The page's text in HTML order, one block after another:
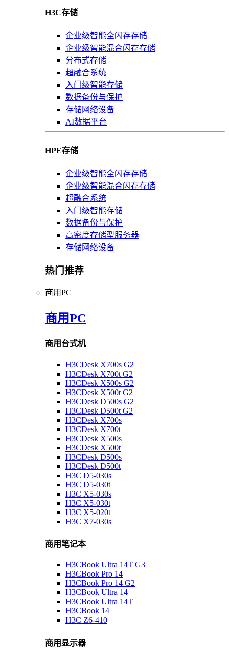
H3C存储
企业级智能全闪存存储
企业级智能混合闪存存储
分布式存储
超融合系统
入门级智能存储
数据备份与保护
存储网络设备
AI数据平台
HPE存储
企业级智能全闪存存储
企业级智能混合闪存存储
超融合系统
入门级智能存储
数据备份与保护
高密度存储型服务器
存储网络设备
热门推荐
商用PC
商用PC
商用台式机
H3CDesk X700s G2
H3CDesk X700t G2
H3CDesk X500s G2
H3CDesk X500t G2
H3CDesk D500s G2
H3CDesk D500t G2
H3CDesk X700s
H3CDesk X700t
H3CDesk X500s
H3CDesk X500t
H3CDesk D500s
H3CDesk D500t
H3C D5-030s
H3C D5-030t
H3C X5-030s
H3C X5-030t
H3C X5-020t
H3C X7-030s
商用笔记本
H3CBook Ultra 14T G3
H3CBook Pro 14
H3CBook Pro 14 G2
H3CBook Ultra 14
H3CBook Ultra 14T
H3CBook 14
H3C Z6-410
商用显示器